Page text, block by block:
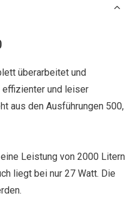
überarbeitet und
und leiser
aus den Ausführungen 500,
Leistung von 2000 Litern
liegt bei nur 27 Watt. Die